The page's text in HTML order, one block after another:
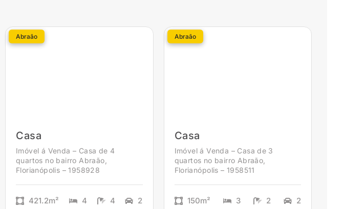
Abraão
Casa
Imóvel á Venda – Casa de 4
quartos no bairro Abraão,
Florianópolis – 1958928
421.2m² 4 4 2
Abraão
Casa
Imóvel á Venda – Casa de 3
quartos no bairro Abraão,
Florianópolis – 1958511
150m² 3 2 2